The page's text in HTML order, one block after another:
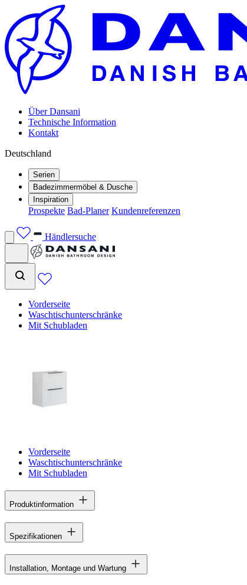
Über Dansani
Technische Information
Kontakt
Deutschland
Serien
Badezimmermöbel & Dusche
Inspiration
Prospekte Bad-Planer Kundenreferenzen
Händlersuche
Vorderseite
Waschtischunterschränke
Mit Schubladen
Vorderseite
Waschtischunterschränke
Mit Schubladen
Produktinformation
Spezifikationen
Installation, Montage und Wartung